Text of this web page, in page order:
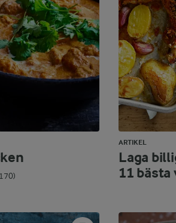
ARTIKEL
Laga
11 bästa